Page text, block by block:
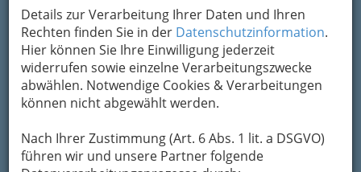
Details zur Verarbeitung Ihrer Daten und Ihren
Rechten finden Sie in der Datenschutzinformation.
Hier können Sie Ihre Einwilligung jederzeit
widerrufen sowie einzelne Verarbeitungszwecke
abwählen. Notwendige Cookies & Verarbeitungen
können nicht abgewählt werden.
Nach Ihrer Zustimmung (Art. 6 Abs. 1 lit. a DSGVO)
führen wir und unsere Partner folgende
ÖAG AG
Raiffeisenstraße 51, 8041 Graz-Liebenau
+43 5 0406-7606
+43 1 76060-390
E-Mail
Karte & Routenplaner
Kategorien